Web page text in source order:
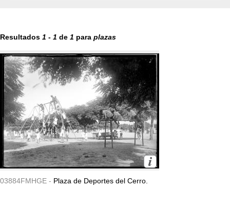
Resultados 1 - 1 de 1 para plazas
03884FMHGE - Plaza de Deportes del Cerro.